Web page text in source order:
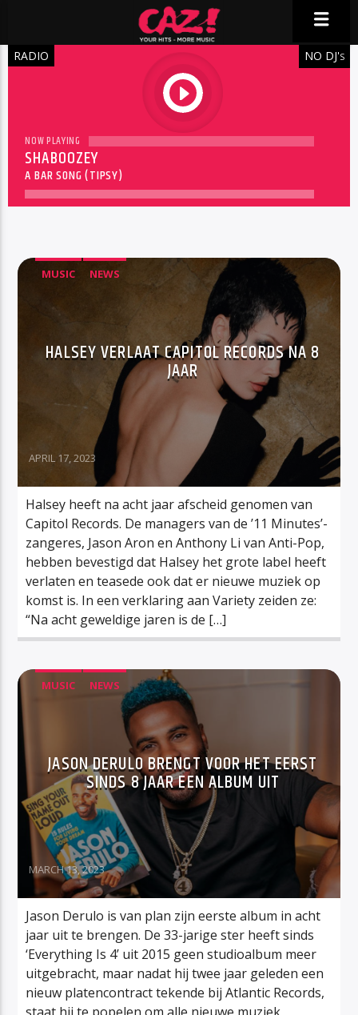
RADIO
play
NO DJ'S
NOW PLAYING
SHABOOZEY
A BAR SONG (TIPSY)
MUSIC NEWS
HALSEY VERLAAT CAPITOL RECORDS NA 8
JAAR
APRIL 17, 2023
Halsey heeft na acht jaar afscheid genomen van
Capitol Records. De managers van de ’11 Minutes’-
zangeres, Jason Aron en Anthony Li van Anti-Pop,
hebben bevestigd dat Halsey het grote label heeft
verlaten en teasede ook dat er nieuwe muziek op
komst is. In een verklaring aan Variety zeiden ze:
“Na acht geweldige jaren is de […]
MUSIC NEWS
JASON DERULO BRENGT VOOR HET EERST
SINDS 8 JAAR EEN ALBUM UIT
MARCH 13, 2023
Jason Derulo is van plan zijn eerste album in acht
jaar uit te brengen. De 33-jarige ster heeft sinds
‘Everything Is 4’ uit 2015 geen studioalbum meer
uitgebracht, maar nadat hij twee jaar geleden een
nieuw platencontract tekende bij Atlantic Records,